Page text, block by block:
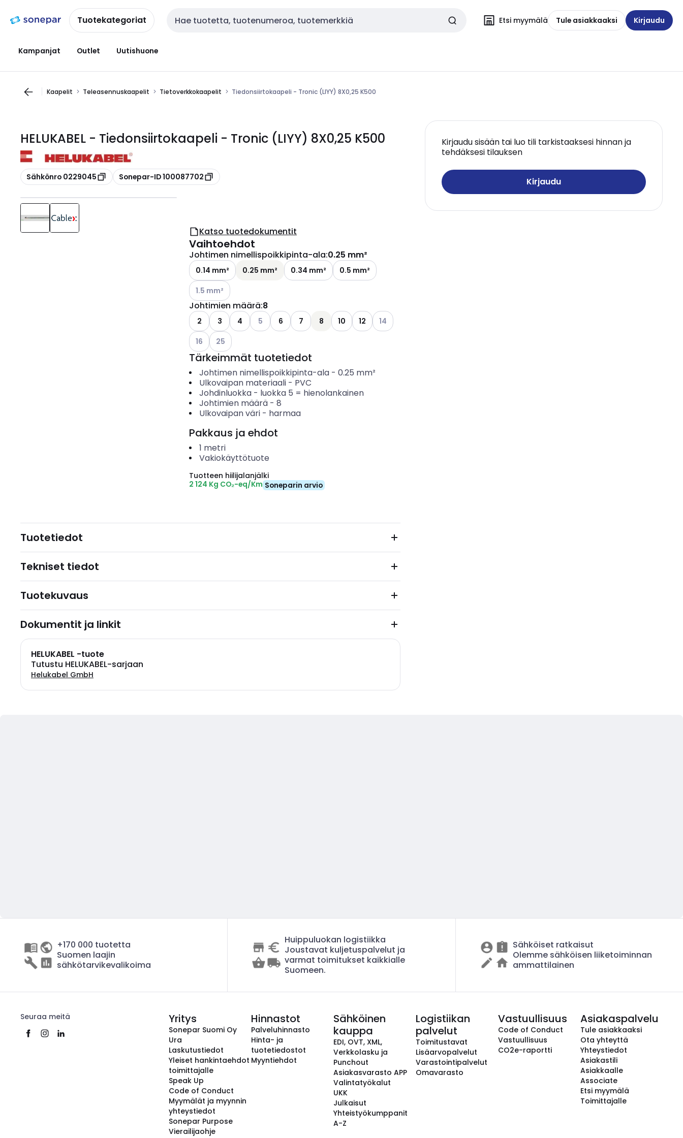
navigointiinsisältöönTuotekategoriat Haku Etsi myymälä Tule asiakkaaksi Kirjaudu
Kampanjat Outlet Uutishuone
Kaapelit Teleasennuskaapelit Tietoverkkokaapelit Tiedonsiirtokaapeli - Tronic (LIYY) 8X0,25 K500
HELUKABEL - Tiedonsiirtokaapeli - Tronic (LIYY) 8X0,25 K500
Kopioi
Sähkönro 0229045 Kopioi
Sonepar-ID 100087702
Kirjaudu sisään tai luo tili tarkistaaksesi hinnan ja
tehdäksesi tilauksen
Kirjaudu
Katso tuotedokumentit
Vaihtoehdot
Johtimen nimellispoikkipinta-ala:0.25 mm²
0.14 mm² 0.25 mm² 0.34 mm²
0.5 mm²
Katso käytettävissä olevat vaihtoehdot
1.5 mm²
Johtimien määrä:8
2 3 4 Katso käytettävissä olevat vaihtoehdot
5 6 7 8 10 12 Katso käytettävissä olevat vaihtoehdot
14
Katso käytettävissä olevat vaihtoehdot
16 Katso käytettävissä olevat vaihtoehdot
25
Tärkeimmät tuotetiedot
Johtimen nimellispoikkipinta-ala- 0.25 mm²
Ulkovaipan materiaali- PVC
Johdinluokka- luokka 5 = hienolankainen
Johtimien määrä- 8
Ulkovaipan väri- harmaa
Pakkaus ja ehdot
1 metri
Vakiokäyttötuote
Tuotteen hiilijalanjälki
2 124 Kg CO₂-eq/Km Soneparin arvio
Tuotetiedot
Tekniset tiedot
Tuotekuvaus
Dokumentit ja linkit
HELUKABEL -tuote
Tutustu HELUKABEL-sarjaan
Helukabel GmbH
+170 000 tuotetta
Suomen laajin
sähkötarvikevalikoima
Huippuluokan logistiikka
Joustavat kuljetuspalvelut ja
varmat toimitukset kaikkialle
Suomeen.
Sähköiset ratkaisut
Olemme sähköisen liiketoiminnan
ammattilainen
Seuraa meitä Yritys
Sonepar Suomi Oy
Ura
Laskutustiedot
Yleiset hankintaehdot
toimittajalle
Speak Up
Code of Conduct
Myymälät ja myynnin
yhteystiedot
Sonepar Purpose
Vierailijaohje
Hinnastot
Palveluhinnasto
Hinta- ja
tuotetiedostot
Myyntiehdot
Sähköinen
kauppa
EDI, OVT, XML,
Verkkolasku ja
Punchout
Asiakasvarasto APP
Valintatyökalut
UKK
Julkaisut
Yhteistyökumppanit
A-Z
Logistiikan
palvelut
Toimitustavat
Lisäarvopalvelut
Varastointipalvelut
Omavarasto
Vastuullisuus
Code of Conduct
Vastuullisuus
CO2e-raportti
Asiakaspalvelu
Tule asiakkaaksi
Ota yhteyttä
Yhteystiedot
Asiakastili
Asiakkaalle
Associate
Etsi myymälä
Toimittajalle